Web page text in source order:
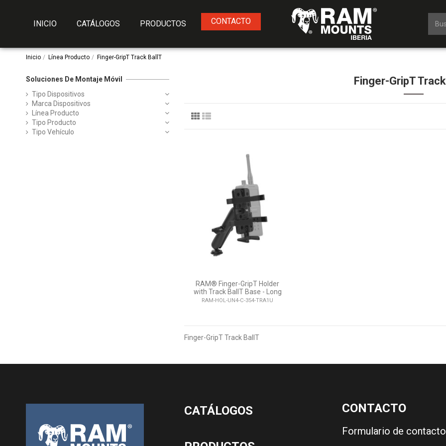
INICIO CATÁLOGOS PRODUCTOS CONTACTO
Inicio Línea Producto Finger-GripT Track BallT
Finger-GripT
RAM® Finger-GripT Holder
with Track BallT Base - Long
RAM-HOL-UN4-C-354-TRA1U
Finger-GripT Track BallT
Soluciones De Montaje Móvil
Tipo Dispositivos
Marca Dispositivos
Línea Producto
Tipo Producto
Tipo Vehículo
CATÁLOGOS CONTACTO
Formulario de contacto